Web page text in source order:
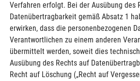
Verfahren erfolgt. Bei der Ausübung des
Datenübertragbarkeit gemäß Absatz 1
erwirken, dass die personenbezogenen
Verantwortlichen zu einem anderen
übermittelt werden, soweit dies
Ausübung des Rechts auf
Recht auf Löschung („Recht auf